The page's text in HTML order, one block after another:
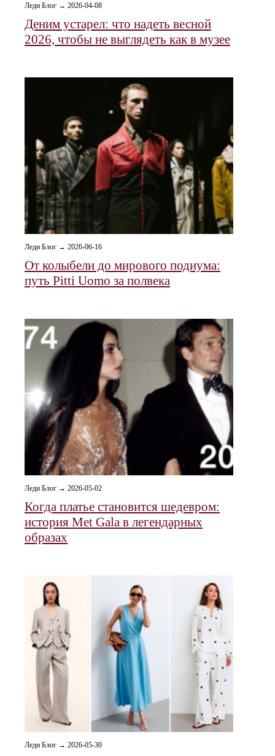
Леди Блог → 2026-04-08
Деним устарел: что надеть весной
2026, чтобы не выглядеть как в музее
Леди Блог → 2026-06-16
От колыбели до мирового подиума:
путь Pitti Uomo за полвека
Леди Блог → 2026-05-02
Когда платье становится шедевром:
история Met Gala в легендарных
образах
Леди Блог → 2026-05-30